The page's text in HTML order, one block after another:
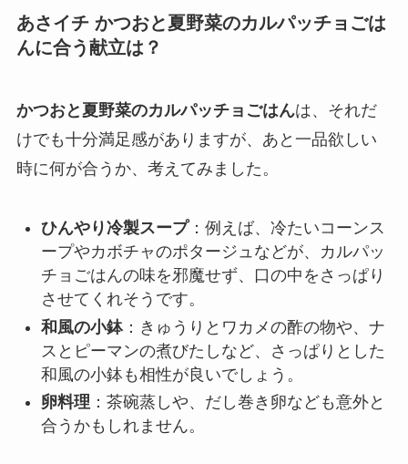
あさイチ かつおと夏野菜のカルパッチョごは
んに合う献立は？
かつおと夏野菜のカルパッチョごはんは、それだ
けでも十分満足感がありますが、あと一品欲しい
時に何が合うか、考えてみました。
ひんやり冷製スープ：例えば、冷たいコーンス
ープやカボチャのポタージュなどが、カルパッ
チョごはんの味を邪魔せず、口の中をさっぱり
させてくれそうです。
和風の小鉢：きゅうりとワカメの酢の物や、ナ
スとピーマンの煮びたしなど、さっぱりとした
和風の小鉢も相性が良いでしょう。
卵料理 ：茶碗蒸しや、だし巻き卵なども意外と
合うかもしれません。